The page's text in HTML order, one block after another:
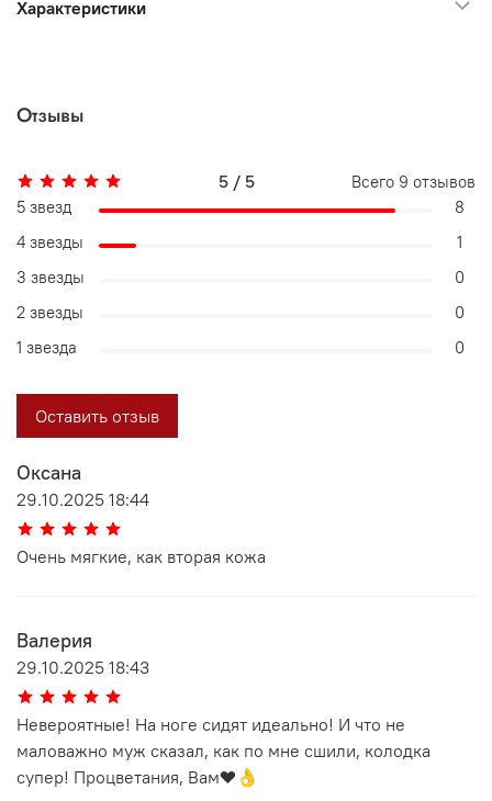
Характеристики
Отзывы
Оксана
29.10.2025 18:44
Очень мягкие, как вторая кожа
Валерия
29.10.2025 18:43
Невероятные! На ноге сидят идеально! И что не
маловажно муж сказал, как по мне сшили, колодка
супер! Процветания, Вам❤️👌
5 / 5 Всего 9 отзывов
5 звезд
8
4 звезды
1
3 звезды
0
2 звезды
0
1 звезда
0
Оставить отзыв